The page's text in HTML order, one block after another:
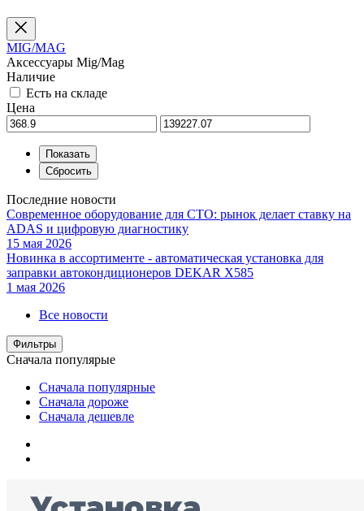
MIG/MAG
Аксессуары Mig/Mag
Наличие
Есть на складе
Цена
Последние новости
Современное оборудование для СТО: рынок делает ставку на
ADAS и цифровую диагностику
15 мая 2026
Новинка в ассортименте - автоматическая установка для
заправки автокондиционеров DEKAR X585
1 мая 2026
Все новости
Фильтры
Сначала популярые
Сначала популярные
Сначала дороже
Сначала дешевле